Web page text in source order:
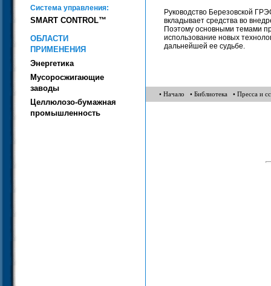
Система управления:
SMART CONTROL™
ОБЛАСТИ
ПРИМЕНЕНИЯ
Энергетика
Мусоросжигающие
заводы
Целлюлозо-бумажная
промышленность
Руководство Березовской
вкладывает средства во
Поэтому основными темами
использование новых
дальнейшей ее судьбе.
• Начало • Библиотека • Пресса и